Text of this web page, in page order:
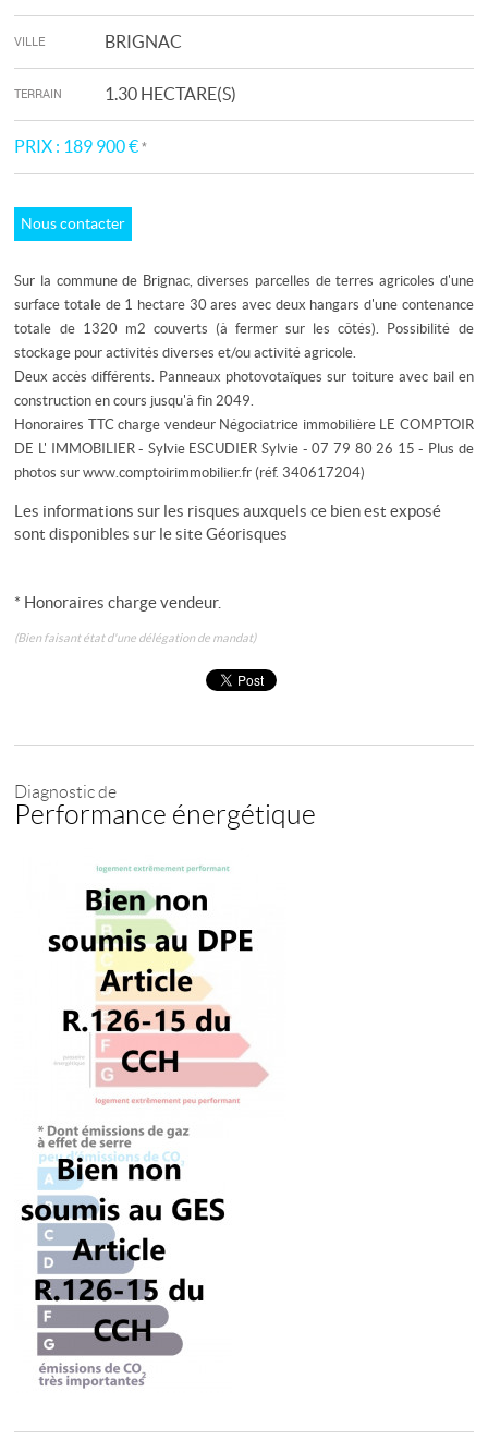
VILLE BRIGNAC
TERRAIN 1.30 HECTARE(S)
PRIX : 189 900 €*
Nous contacter
Sur la commune de Brignac, diverses parcelles de terres agricoles d'une
surface totale de 1 hectare 30 ares avec deux hangars d'une contenance
totale de 1320 m2 couverts (à fermer sur les côtés). Possibilité de
stockage pour activités diverses et/ou activité agricole.
Deux accès différents. Panneaux photovotaïques sur toiture avec bail en
construction en cours jusqu'à fin 2049.
Honoraires TTC charge vendeur Négociatrice immobilière LE COMPTOIR
DE L' IMMOBILIER - Sylvie ESCUDIER Sylvie - 07 79 80 26 15 - Plus de
photos sur www.comptoirimmobilier.fr (réf. 340617204)
Les informations sur les risques auxquels ce bien est exposé
sont disponibles sur le siteGéorisques
* Honoraires charge vendeur.
(Bien faisant état d'une délégation de mandat)
Diagnostic de
Performance énergétique